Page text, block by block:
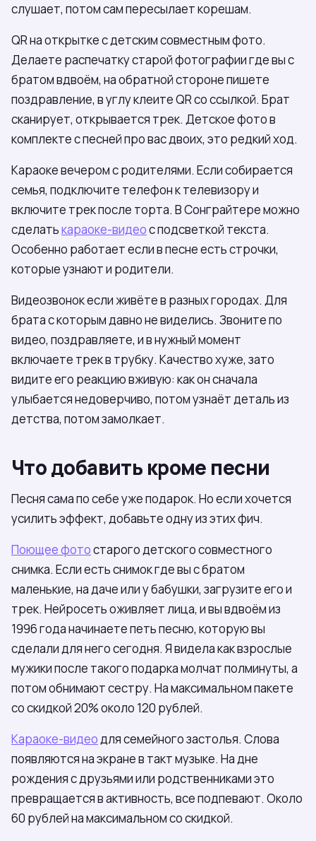
слушает, потом сам пересылает корешам.
QR на открытке с детским совместным фото.
Делаете распечатку старой фотографии где вы с
братом вдвоём, на обратной стороне пишете
поздравление, в углу клеите QR со ссылкой. Брат
сканирует, открывается трек. Детское фото в
комплекте с песней про вас двоих, это редкий ход.
Караоке вечером с родителями. Если собирается
семья, подключите телефон к телевизору и
включите трек после торта. В Сонграйтере можно
сделатькараоке-видеос подсветкой текста.
Особенно работает если в песне есть строчки,
которые узнают и родители.
Видеозвонок если живёте в разных городах. Для
брата с которым давно не виделись. Звоните по
видео, поздравляете, и в нужный момент
включаете трек в трубку. Качество хуже, зато
видите его реакцию вживую: как он сначала
улыбается недоверчиво, потом узнаёт деталь из
детства, потом замолкает.
Что добавить кроме песни
Песня сама по себе уже подарок. Но если хочется
усилить эффект, добавьте одну из этих фич.
Поющее фотостарого детского совместного
снимка. Если есть снимок где вы с братом
маленькие, на даче или у бабушки, загрузите его и
трек. Нейросеть оживляет лица, и вы вдвоём из
1996 года начинаете петь песню, которую вы
сделали для него сегодня. Я видела как взрослые
мужики после такого подарка молчат полминуты, а
потом обнимают сестру. На максимальном пакете
со скидкой 20% около 120 рублей.
Караоке-видеодля семейного застолья. Слова
появляются на экране в такт музыке. На дне
рождения с друзьями или родственниками это
превращается в активность, все подпевают. Около
60 рублей на максимальном со скидкой.